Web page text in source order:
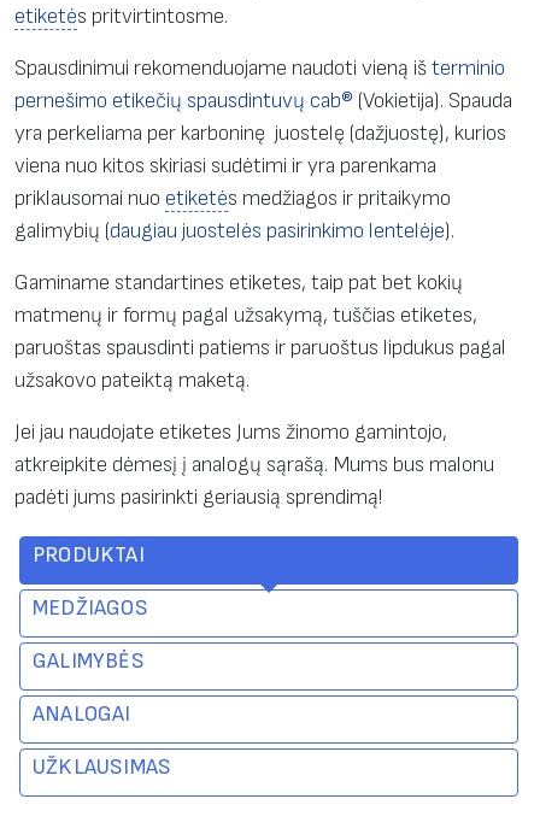
etiketės pritvirtintosme.
Spausdinimui rekomenduojame naudoti vieną išterminio
pernešimo etikečių spausdintuvų cab® (Vokietija). Spauda
yra perkeliama per karboninę juostelę (dažjuostę), kurios
viena nuo kitos skiriasi sudėtimi ir yra parenkama
priklausomai nuo etiketės medžiagos ir pritaikymo
galimybių (daugiau juostelės pasirinkimo lentelėje).
Gaminame standartines etiketes, taip pat bet kokių
matmenų ir formų pagal užsakymą, tuščias etiketes,
paruoštas spausdinti patiems ir paruoštus lipdukus pagal
užsakovo pateiktą maketą.
Jei jau naudojate etiketes Jums žinomo gamintojo,
atkreipkite dėmesį į analogų sąrašą. Mums bus malonu
padėti jums pasirinkti geriausią sprendimą!
PRODUKTAI
MEDŽIAGOS
GALIMYBĖS
ANALOGAI
UŽKLAUSIMAS